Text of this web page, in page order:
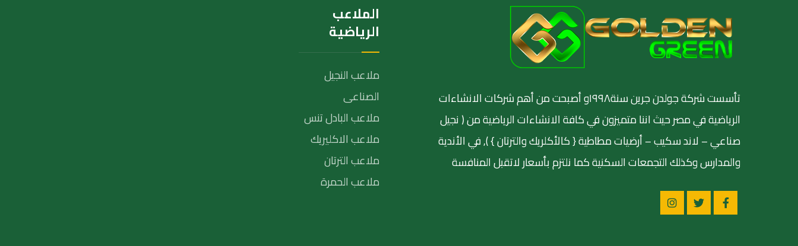
تأسست شركة جولدن جرين سنة١٩٩٨و أصبحت من أهم شركات الانشاءات
الرياضية في مصر حيث اننا متميزون في كافة الانشاءات الرياضية من ( نجيل
صناعي – لاند سكيب – أرضيات مطاطية { كالأكلريك والترتان } ), في الأندية
والمدارس وكذلك التجمعات السكنية كما نلتزم بأسعار لاتقبل المنافسة
الملاعب
الرياضية
ملاعب النجيل
الصناعى
ملاعب البادل تنس
ملاعب الاكليريك
ملاعب الترتان
ملاعب الحمرة